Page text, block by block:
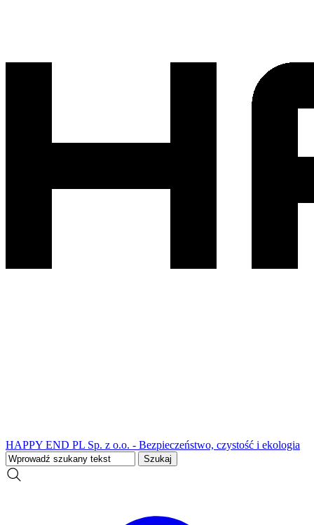
HAPPY END PL Sp. z o.o. - Bezpieczeństwo, czystość i ekologia